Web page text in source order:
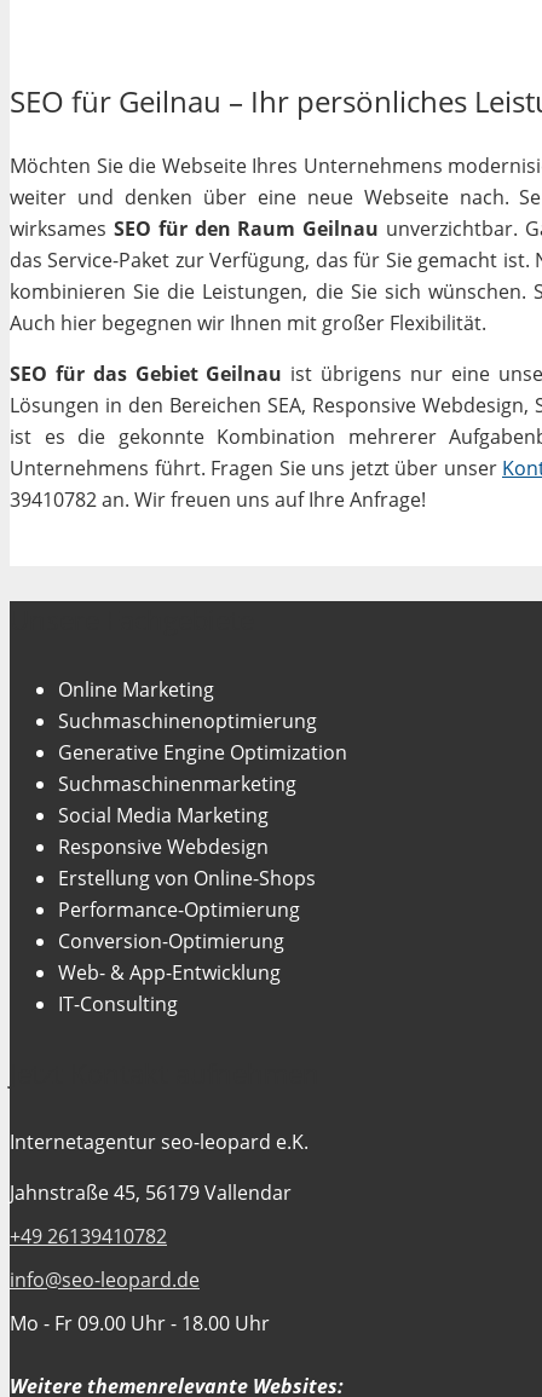
SEO für Geilnau – Ihr persönliches
Möchten Sie die Webseite Ihres Unternehmens
weiter und denken über eine neue Webseite nach.
wirksames SEO für den Raum Geilnau unverzichtbar.
das Service-Paket zur Verfügung, das für Sie gemacht
kombinieren Sie die Leistungen, die Sie sich wünschen.
Auch hier begegnen wir Ihnen mit großer Flexibilität.
SEO für das Gebiet Geilnau ist übrigens nur eine
Lösungen in den Bereichen SEA, Responsive
ist es die gekonnte Kombination mehrerer
Unternehmens führt. Fragen Sie uns jetzt über unser
39410782 an. Wir freuen uns auf Ihre Anfrage!
Online Marketing
Suchmaschinenoptimierung
Generative Engine Optimization
Suchmaschinenmarketing
Social Media Marketing
Responsive Webdesign
Erstellung von Online-Shops
Performance-Optimierung
Conversion-Optimierung
Web- & App-Entwicklung
IT-Consulting
Internetagentur seo-leopard e.K.
Jahnstraße 45, 56179 Vallendar
+49 26139410782
info@seo-leopard.de
Mo - Fr 09.00 Uhr - 18.00 Uhr
Weitere themenrelevante Websites: